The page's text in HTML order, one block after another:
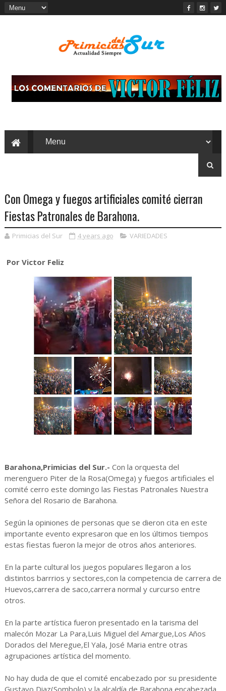
Con Omega y fuegos artificiales comité cierran
Fiestas Patronales de Barahona.
Primicias del Sur 4 years ago VARIEDADES
Por Victor Feliz
Barahona,Primicias del Sur.- Con la orquesta del
merenguero Piter de la Rosa(Omega) y fuegos artificiales el
comité cerro este domingo las Fiestas Patronales Nuestra
Señora del Rosario de Barahona.
Según la opiniones de personas que se dieron cita en este
importante evento expresaron que en los últimos tiempos
estas fiestas fueron la mejor de otros años anteriores.
En la parte cultural los juegos populares llegaron a los
distintos barrrios y sectores,con la competencia de carrera de
Huevos,carrera de saco,carrera normal y curcurso entre
otros.
En la parte artística fueron presentado en la tarisma del
malecón Mozar La Para,Luis Miguel del Amargue,Los Años
Dorados del Meregue,El Yala, José Maria entre otras
agrupaciones artística del momento.
No hay duda de que el comité encabezado por su presidente